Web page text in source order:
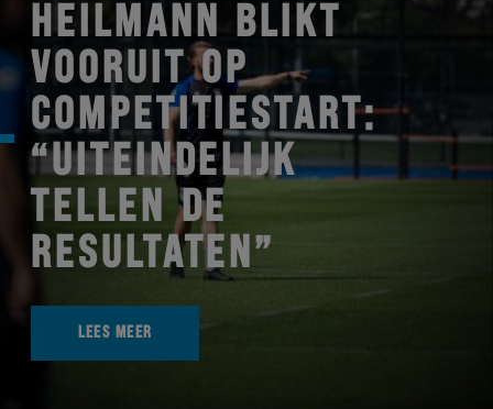
HEILMANN BLIKT
VOORUIT OP
COMPETITIESTART:
“UITEINDELIJK
TELLEN DE
RESULTATEN”
LEES MEER